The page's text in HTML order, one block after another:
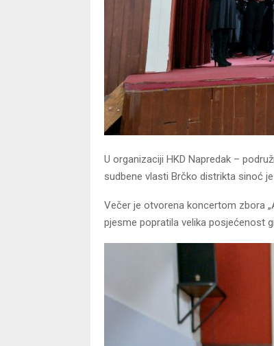
U organizaciji HKD Napredak –
sudbene vlasti Brčko distrikta sinoć
Večer je otvorena koncertom zbora
pjesme popratila velika posjećenost